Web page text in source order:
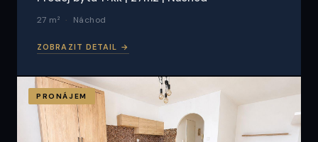
27 m² Náchod
ZOBRAZIT DETAIL →
PRONÁJEM